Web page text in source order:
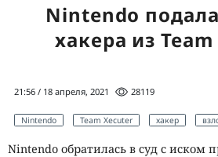
Nintendo
хакера из
21:56 / 18 апреля, 2021 28119
Nintendo Team Xecuter хакер
Nintendo обратилась в суд с иском